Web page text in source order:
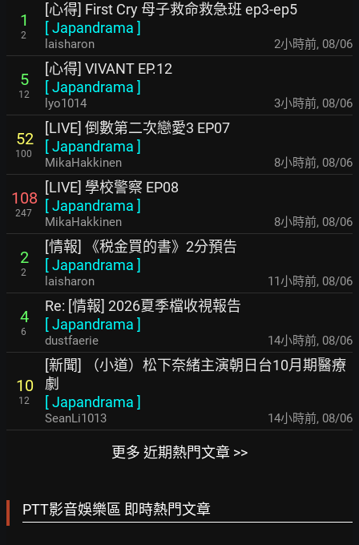
1
2
[心得] First Cry 母子救命救急班 ep3-ep5
[Japandrama ]
laisharon 2小時前, 08/06
5
12
[心得] VIVANT EP.12
[Japandrama ]
lyo1014 3小時前, 08/06
52
100
[LIVE] 倒數第二次戀愛3 EP07
[Japandrama ]
MikaHakkinen 8小時前, 08/06
108
247
[LIVE] 學校警察 EP08
[Japandrama ]
MikaHakkinen 8小時前, 08/06
2
2
[情報] 《税金買的書》2分預告
[Japandrama ]
laisharon 11小時前, 08/06
4
6
Re: [情報] 2026夏季檔收視報告
[Japandrama ]
dustfaerie 14小時前, 08/06
10
12
[新聞] （小道）松下奈緒主演朝日台10月期醫療
劇
[Japandrama ]
SeanLi1013 14小時前, 08/06
更多 近期熱門文章 >>
PTT影音娛樂區 即時熱門文章